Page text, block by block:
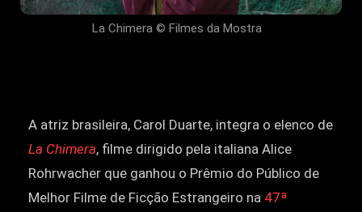
La Chimera © Filmes da Mostra
A atriz brasileira, Carol Duarte, integra o elenco de
La Chimera, filme dirigido pela italiana Alice
Rohrwacher que ganhou o Prêmio do Público de
Melhor Filme de Ficção Estrangeiro na 47ª